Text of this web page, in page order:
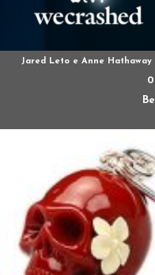
Jared Leto e Anne